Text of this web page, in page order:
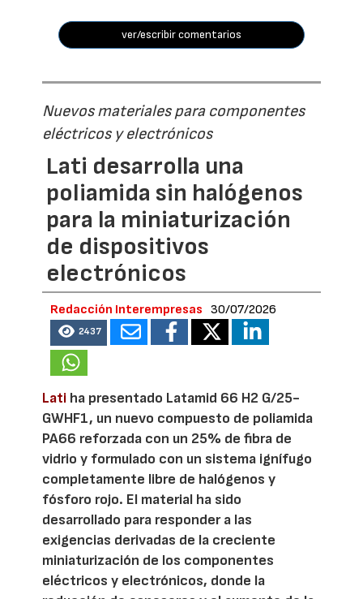
ver/escribir comentarios
Nuevos materiales para componentes
eléctricos y electrónicos
Lati desarrolla una
poliamida sin halógenos
para la miniaturización
de dispositivos
electrónicos
Redacción Interempresas 30/07/2026
2437
Lati ha presentado Latamid 66 H2 G/25-
GWHF1, un nuevo compuesto de poliamida
PA66 reforzada con un 25% de fibra de
vidrio y formulado con un sistema ignífugo
completamente libre de halógenos y
fósforo rojo. El material ha sido
desarrollado para responder a las
exigencias derivadas de la creciente
miniaturización de los componentes
eléctricos y electrónicos, donde la